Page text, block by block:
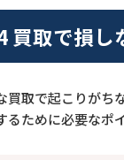
取で損し
取で起こりがち
ために必要なポ